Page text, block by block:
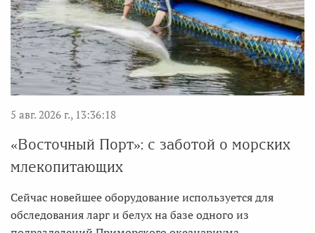
5 авг. 2026 г., 13:36:18
«Восточный Порт»: с заботой о морских
млекопитающих
Сейчас новейшее оборудование используется для
обследования ларг и белух на базе одного из